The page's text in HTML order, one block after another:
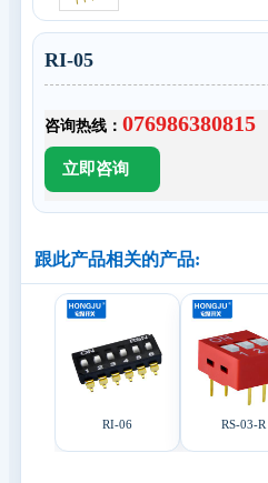
RI-05
咨询热线： 076986380815
跟此产品相关的产品:
RI-06 RS-03-R